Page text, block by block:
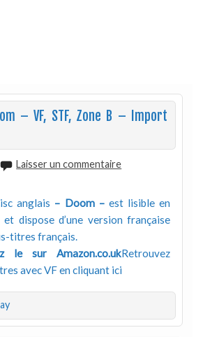
– VF, STF, Zone B – Import
Laisser un commentaire
anglais – Doom –est lisible en
et dispose d’une version française
titres français.
le sur Amazon.co.ukRetrouvez
avec VF en cliquant ici